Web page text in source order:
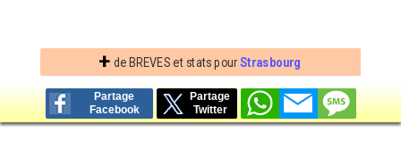
+ de BREVES et stats pourStrasbourg
Partage
Facebook
Partage
Twitter